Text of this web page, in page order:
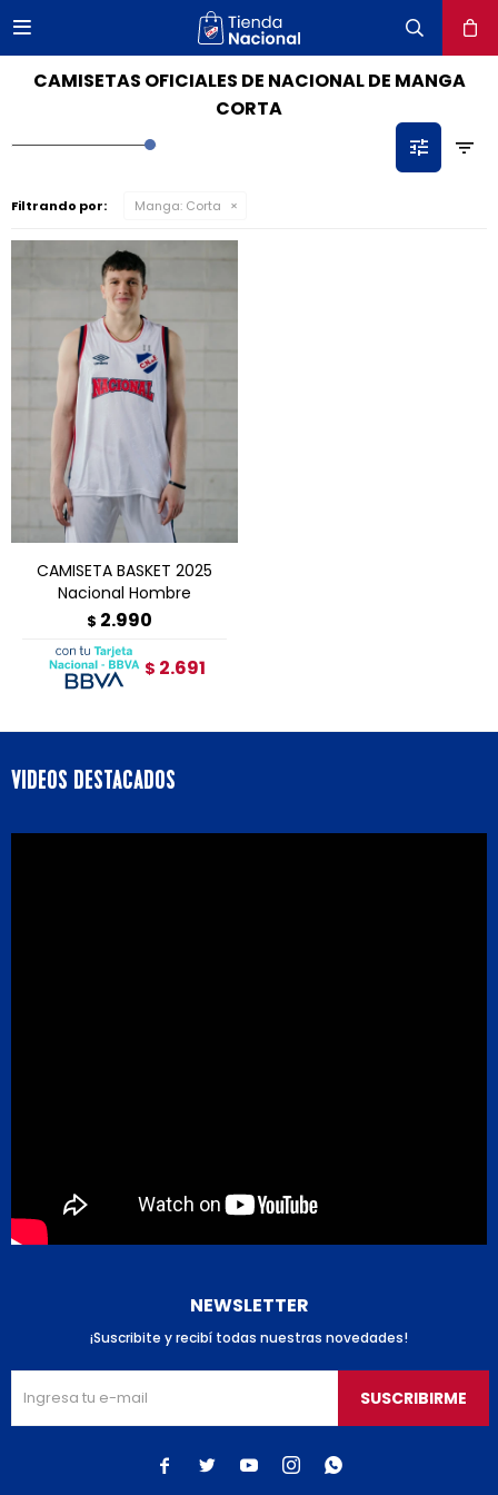

CAMISETAS OFICIALES DE NACIONAL DE MANGA
CORTA
Filtrando por: Manga: Corta
CAMISETA BASKET 2025
Nacional Hombre
$ 2.990
$ 2.691
VIDEOS DESTACADOS
NEWSLETTER
¡Suscribite y recibí todas nuestras novedades!
SUSCRIBIRME
    
close